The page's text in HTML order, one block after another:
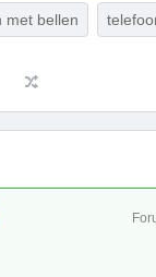
met bellen